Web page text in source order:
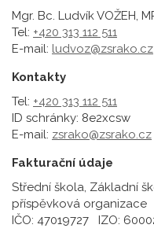
Mgr. Bc. Ludvík VOŽEH,
Tel: +420 313 112 511
E-mail: ludvoz@zsrako.cz
Kontakty
Tel: +420 313 112 511
ID schránky: 8e2xcsw
E-mail: zsrako@zsrako.cz
Fakturační údaje
Střední škola, Základní
příspěvková organizace
IČO: 47019727 IZO: